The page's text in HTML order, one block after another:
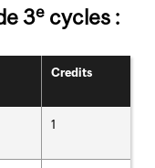
3e cycles :
Credits
1